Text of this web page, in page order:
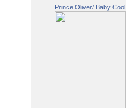
Prince Oliver/ Baby Cool